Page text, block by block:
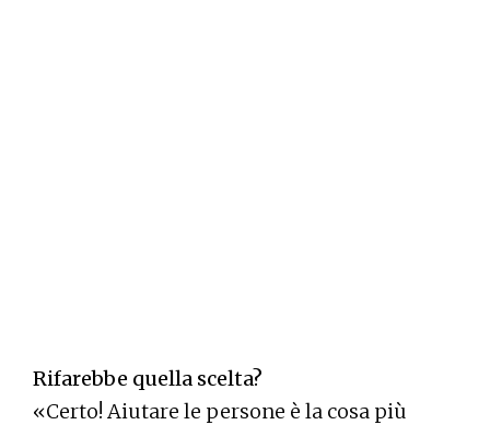
Rifarebbe quella scelta?
«Certo! Aiutare le persone è la cosa più